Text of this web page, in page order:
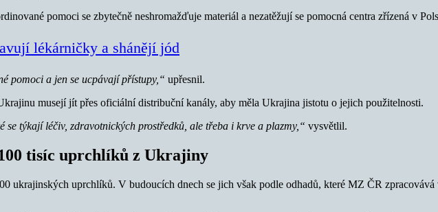
pomoci se zbytečně neshromažďuje materiál a nezatěžují se pomocná centra zřízená v
lékárničky a shánějí jód
pomoci a jen se ucpávají přístupy,“ upřesnil.
musejí jít přes oficiální distribuční kanály, aby měla Ukrajina jistotu o jejich použitelnosti.
se týkají léčiv, zdravotnických prostředků, ale třeba i krve a plazmy,“ vysvětlil.
tisíc uprchlíků z Ukrajiny
ukrajinských uprchlíků. V budoucích dnech se jich však podle odhadů, které MZ ČR